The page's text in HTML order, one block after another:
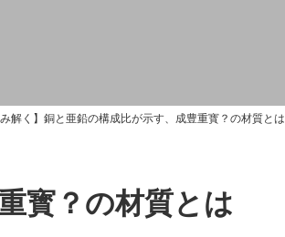
解く】銅と亜鉛の構成比が示す、成豊重寳？の材質とは
寳？の材質とは